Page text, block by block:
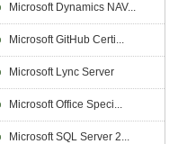
Microsoft Dynamics NAV...
Microsoft GitHub Certi...
Microsoft Lync Server
Microsoft Office Speci...
Microsoft SQL Server 2...